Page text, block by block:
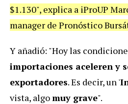
$1.130", explica a iProUP
manager de Pronóstico
Y añadió: "Hoy las
importaciones aceleren y
exportadores. Es decir, un '
vista, algomuy grave".